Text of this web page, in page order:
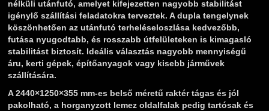
nélküli utánfutó, amelyet kifejezetten nagyobb stabilitást
igénylő szállítási feladatokra terveztek. A dupla tengelynek
köszönhetően az utánfutó terheléseloszlása kedvezőbb,
futása nyugodtabb, és rosszabb útfelületeken is kimagasló
stabilitást biztosít. Ideális választás nagyobb mennyiségű
áru, kerti gépek, építőanyagok vagy kisebb járművek
szállítására.
A 2440×1250×355 mm-es belső méretű raktér tágas és jól
pakolható, a horganyzott lemez oldalfalak pedig tartósak és